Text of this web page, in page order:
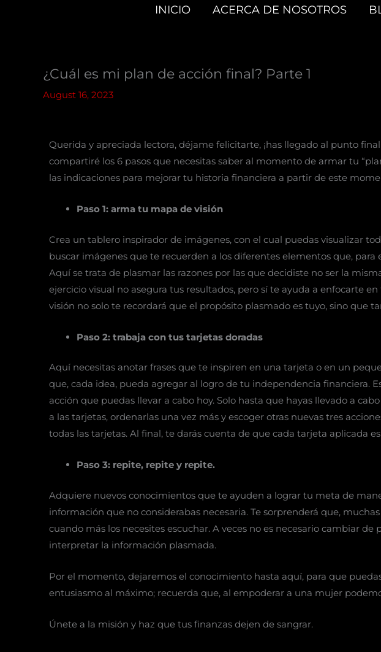
INICIO ACERCA DE NOSOTROS
¿Cuál es mi plan de acción final? Parte 1
August 16, 2023
Querida y apreciada lectora, déjame felicitarte, ¡has llegado al punto
compartiré los 6 pasos que necesitas saber al momento de armar tu
las indicaciones para mejorar tu historia financiera a partir de este
Paso 1: arma tu mapa de visión
Crea un tablero inspirador de imágenes, con el cual puedas visualizar
buscar imágenes que te recuerden a los diferentes elementos que,
Aquí se trata de plasmar las razones por las que decidiste no ser la
ejercicio visual no asegura tus resultados, pero sí te ayuda a enfocarte
visión no solo te recordará que el propósito plasmado es tuyo, sino que
Paso 2: trabaja con tus tarjetas doradas
Aquí necesitas anotar frases que te inspiren en una tarjeta o en un
que, cada idea, pueda agregar al logro de tu independencia financiera.
acción que puedas llevar a cabo hoy. Solo hasta que hayas llevado a
a las tarjetas, ordenarlas una vez más y escoger otras nuevas tres
todas las tarjetas. Al final, te darás cuenta de que cada tarjeta aplicada
Paso 3: repite, repite y repite.
Adquiere nuevos conocimientos que te ayuden a lograr tu meta de
información que no considerabas necesaria. Te sorprenderá que,
cuando más los necesites escuchar. A veces no es necesario cambiar
interpretar la información plasmada.
Por el momento, dejaremos el conocimiento hasta aquí, para que
entusiasmo al máximo; recuerda que, al empoderar a una mujer
Únete a la misión y haz que tus finanzas dejen de sangrar.